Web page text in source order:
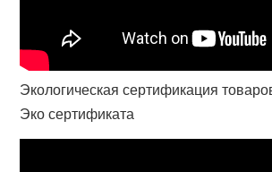
Экологическая сертификация
Эко сертификата